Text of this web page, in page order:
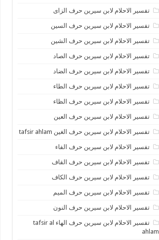
تفسير الاحلام لابن سيرين حرف الزاى
تفسير الاحلام لابن سيرين حرف السين
تفسير الاحلام لابن سيرين حرف الشين
تفسير الاحلام لابن سيرين حرف الصاد
تفسير الاحلام لابن سيرين حرف الضاد
تفسير الاحلام لابن سيرين حرف الطاء
تفسير الاحلام لابن سيرين حرف الظاء
تفسير الاحلام لابن سيرين حرف العين
تفسير الاحلام لابن سيرين حرف الغين tafsir ahlam
تفسير الاحلام لابن سيرين حرف الفاء
تفسير الاحلام لابن سيرين حرف القاف
تفسير الاحلام لابن سيرين حرف الكاف
تفسير الاحلام لابن سيرين حرف الميم
تفسير الاحلام لابن سيرين حرف النون
تفسير الاحلام لابن سيرين حرف الهاء tafsir al
ahlam